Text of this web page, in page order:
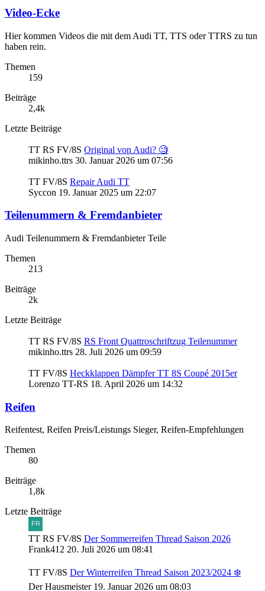
Video-Ecke
Hier kommen Videos die mit dem Audi TT, TTS oder TTRS zu tun
haben rein.
Themen
159
Beiträge
2,4k
Letzte Beiträge
TT RS FV/8S Original von Audi? 🧐
mikinho.ttrs 30. Januar 2026 um 07:56
TT FV/8S Repair Audi TT
Syccon 19. Januar 2025 um 22:07
Teilenummern & Fremdanbieter
Audi Teilenummern & Fremdanbieter Teile
Themen
213
Beiträge
2k
Letzte Beiträge
TT RS FV/8S RS Front Quattroschriftzug Teilenummer
mikinho.ttrs 28. Juli 2026 um 09:59
TT FV/8S Heckklappen Dämpfer TT 8S Coupé 2015er
Lorenzo TT-RS 18. April 2026 um 14:32
Reifen
Reifentest, Reifen Preis/Leistungs Sieger, Reifen-Empfehlungen
Themen
80
Beiträge
1,8k
Letzte Beiträge
TT RS FV/8S Der Sommerreifen Thread Saison 2026
Frank412 20. Juli 2026 um 08:41
TT FV/8S Der Winterreifen Thread Saison 2023/2024 ❄️
Der Hausmeister 19. Januar 2026 um 08:03